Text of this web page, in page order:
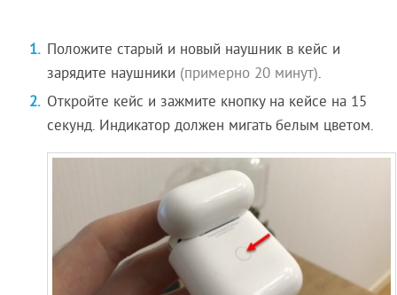
Положите старый и новый наушник в кейс и
зарядите наушники (примерно 20 минут).
Откройте кейс и зажмите кнопку на кейсе на 15
секунд. Индикатор должен мигать белым цветом.